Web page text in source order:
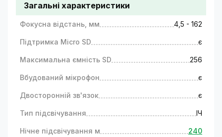
Загальні характеристики
Фокусна відстань, мм 4,5 - 162
Підтримка Micro SD є
Максимальна ємність SD 256
Вбудований мікрофон є
Двосторонній зв'язок є
Тип підсвічування ІЧ
Нічне підсвічування м 240